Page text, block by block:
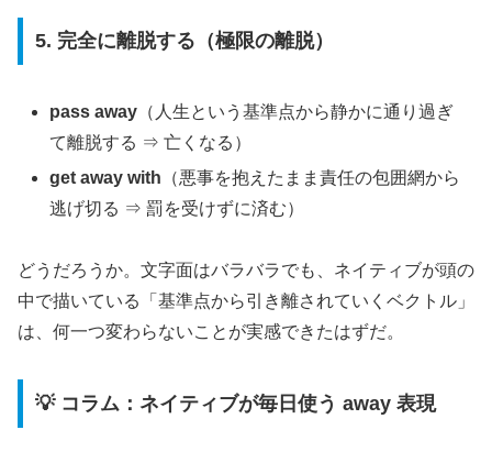
5. 完全に離脱する（極限の離脱）
pass away （人生という基準点から静かに通り過ぎ
て離脱する ⇒ 亡くなる）
get away with （悪事を抱えたまま責任の包囲網から
逃げ切る ⇒ 罰を受けずに済む）
どうだろうか。文字面はバラバラでも、ネイティブが頭の
中で描いている「基準点から引き離されていくベクトル」
は、何一つ変わらないことが実感できたはずだ。
💡 コラム：ネイティブが毎日使う away 表現